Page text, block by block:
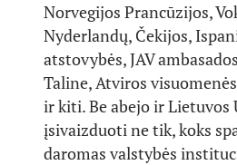
Norvegijos Prancūzijos,
Nyderlandų, Čekijos,
atstovybės, JAV
Taline, Atviros
ir kiti. Be abejo ir Lietuvos
įsivaizduoti ne tik, koks
daromas valstybės